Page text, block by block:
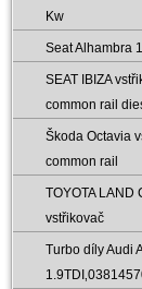
Kw
Seat Alhambra
SEAT IBIZA
common rail
Škoda Octavia
common rail
TOYOTA LAND
vstřikovač
Turbo díly Audi